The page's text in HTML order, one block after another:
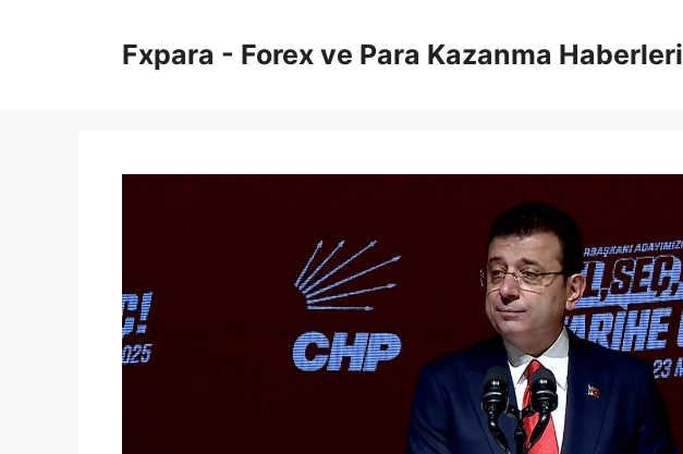
Fxpara - Forex ve Para Kazanma Haberleri